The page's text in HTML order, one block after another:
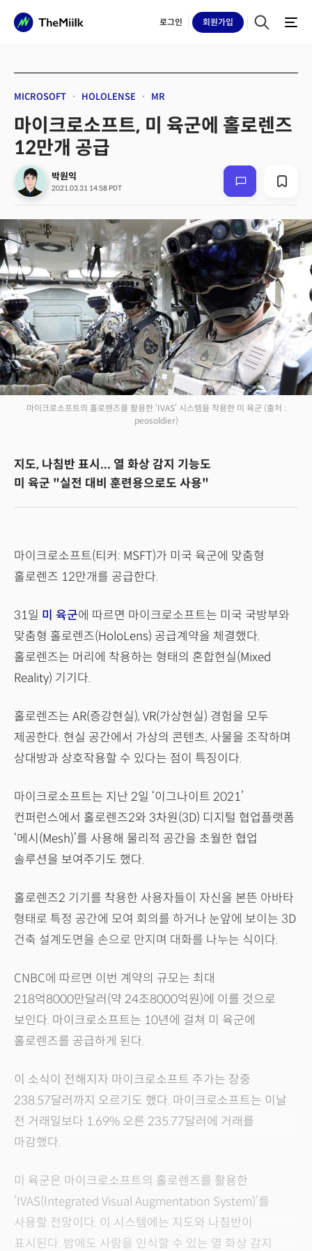
로그인 회원가입
MICROSOFT HOLOLENSE MR
마이크로소프트, 미 육군에 홀로렌즈
12만개 공급
박원익
2021.03.31 14:58 PDT
마이크로소프트의 홀로렌즈를 활용한 ‘IVAS’ 시스템을 착용한 미 육군 (출처 :
peosoldier)
지도, 나침반 표시... 열 화상 감지 기능도
미 육군 "실전 대비 훈련용으로도 사용"
마이크로소프트(티커: MSFT)가 미국 육군에 맞춤형
홀로렌즈 12만개를 공급한다.
31일 미 육군에 따르면 마이크로소프트는 미국 국방부와
맞춤형 홀로렌즈(HoloLens) 공급계약을 체결했다.
홀로렌즈는 머리에 착용하는 형태의 혼합현실(Mixed
Reality) 기기다.
홀로렌즈는 AR(증강현실), VR(가상현실) 경험을 모두
제공한다. 현실 공간에서 가상의 콘텐츠, 사물을 조작하며
상대방과 상호작용할 수 있다는 점이 특징이다.
마이크로소프트는 지난 2일 ‘이그나이트 2021’
컨퍼런스에서 홀로렌즈2와 3차원(3D) 디지털 협업플랫폼
‘메시(Mesh)’를 사용해 물리적 공간을 초월한 협업
솔루션을 보여주기도 했다.
홀로렌즈2 기기를 착용한 사용자들이 자신을 본뜬 아바타
형태로 특정 공간에 모여 회의를 하거나 눈앞에 보이는 3D
건축 설계도면을 손으로 만지며 대화를 나누는 식이다.
CNBC에 따르면 이번 계약의 규모는 최대
218억8000만달러(약 24조8000억원)에 이를 것으로
보인다. 마이크로소프트는 10년에 걸쳐 미 육군에
홀로렌즈를 공급하게 된다.
이 소식이 전해지자 마이크로소프트 주가는 장중
238.57달러까지 오르기도 했다. 마이크로소프트는 이날
전 거래일보다 1.69% 오른 235.77달러에 거래를
마감했다.
미 육군은 마이크로소프트의 홀로렌즈를 활용한
‘IVAS(Integrated Visual Augmentation System)’를
사용할 전망이다. 이 시스템에는 지도와 나침반이
표시된다. 밤에도 사람을 인식할 수 있는 열 화상 감지